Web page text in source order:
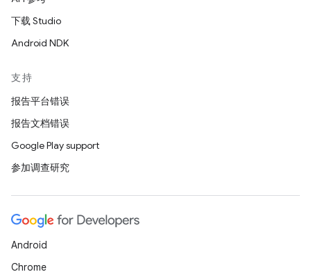
下载 Studio
Android NDK
支持
报告平台错误
报告文档错误
Google Play support
参加调查研究
Android
Chrome